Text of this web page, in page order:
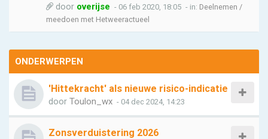
door overijse - 06 feb 2020, 18:05 - in: Deelnemen /
meedoen met Hetweeractueel
ONDERWERPEN
'Hittekracht' als nieuwe risico-indicatie
door Toulon_wx - 04 dec 2024, 14:23
Zonsverduistering 2026